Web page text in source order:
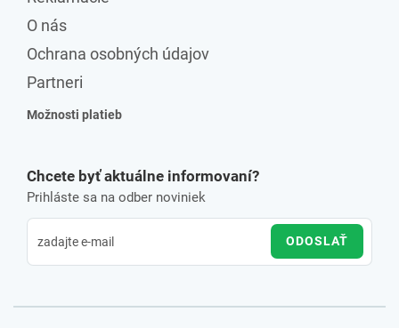
O nás
Ochrana osobných údajov
Partneri
Možnosti platieb
Chcete byť aktuálne informovaní?
Prihláste sa na odber noviniek
ODOSLAŤ